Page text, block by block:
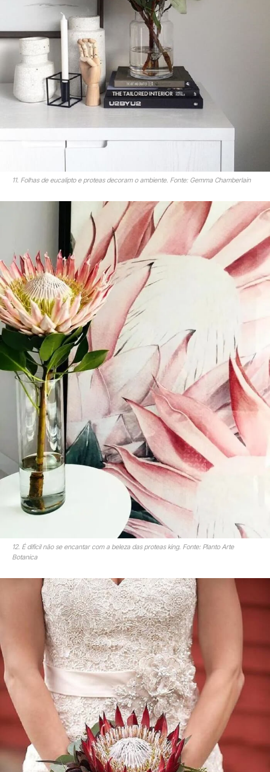
11. Folhas de eucalipto e proteas decoram o ambiente. Fonte: Gemma Chamberlain
12. É difícil não se encantar com a beleza das proteas king. Fonte: Planto Arte
Botanica